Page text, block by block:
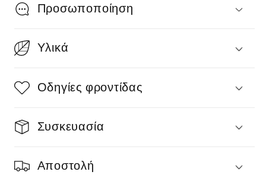
Προσωποποίηση
Υλικά
Οδηγίες φροντίδας
Συσκευασία
Αποστολή